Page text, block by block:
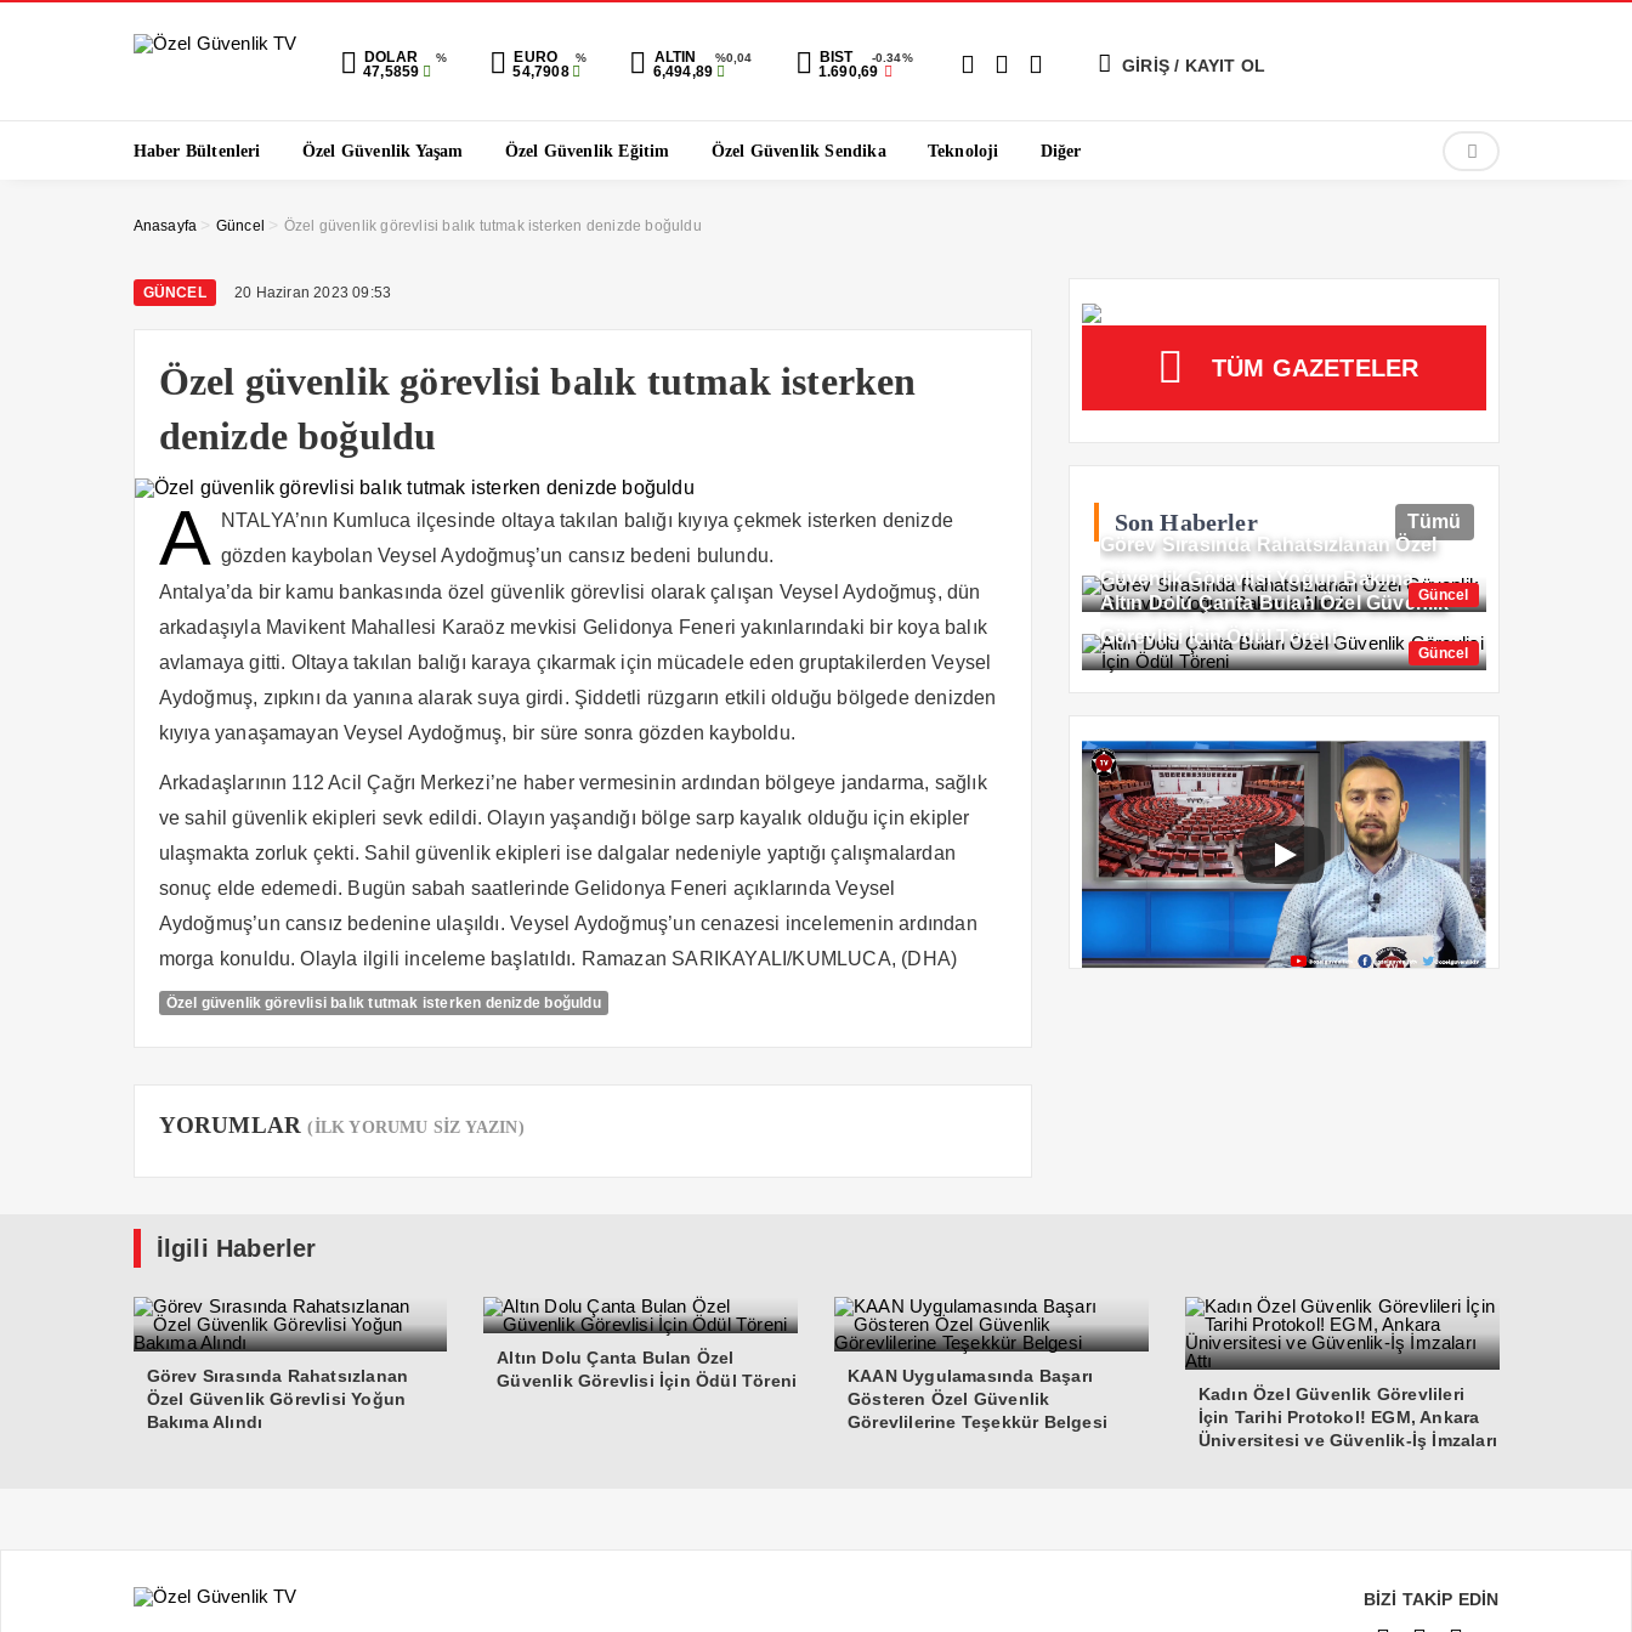
DOLAR %
47,5859
EURO %
54,7908
ALTIN %0,04
6,494,89
BIST -0.34%
1.690,69 GİRİŞ / KAYIT OL
Haber Bültenleri Özel Güvenlik Yaşam Özel Güvenlik Eğitim Özel Güvenlik Sendika Teknoloji Diğer
Anasayfa > Güncel > Özel güvenlik görevlisi balık tutmak isterken denizde boğuldu
GÜNCEL 20 Haziran 2023 09:53
Özel güvenlik görevlisi balık tutmak isterken
denizde boğuldu
A
NTALYA’nın Kumluca ilçesinde oltaya takılan balığı kıyıya çekmek isterken denizde
gözden kaybolan Veysel Aydoğmuş’un cansız bedeni bulundu.
Antalya’da bir kamu bankasında özel güvenlik görevlisi olarak çalışan Veysel Aydoğmuş, dün
arkadaşıyla Mavikent Mahallesi Karaöz mevkisi Gelidonya Feneri yakınlarındaki bir koya balık
avlamaya gitti. Oltaya takılan balığı karaya çıkarmak için mücadele eden gruptakilerden Veysel
Aydoğmuş, zıpkını da yanına alarak suya girdi. Şiddetli rüzgarın etkili olduğu bölgede denizden
kıyıya yanaşamayan Veysel Aydoğmuş, bir süre sonra gözden kayboldu.
Arkadaşlarının 112 Acil Çağrı Merkezi’ne haber vermesinin ardından bölgeye jandarma, sağlık
ve sahil güvenlik ekipleri sevk edildi. Olayın yaşandığı bölge sarp kayalık olduğu için ekipler
ulaşmakta zorluk çekti. Sahil güvenlik ekipleri ise dalgalar nedeniyle yaptığı çalışmalardan
sonuç elde edemedi. Bugün sabah saatlerinde Gelidonya Feneri açıklarında Veysel
Aydoğmuş’un cansız bedenine ulaşıldı. Veysel Aydoğmuş’un cenazesi incelemenin ardından
morga konuldu. Olayla ilgili inceleme başlatıldı. Ramazan SARIKAYALI/KUMLUCA, (DHA)
Özel güvenlik görevlisi balık tutmak isterken denizde boğuldu
YORUMLAR(İLK YORUMU SİZ YAZIN)
TÜM GAZETELER
Son Haberler Tümü
Güncel
Görev Sırasında Rahatsızlanan Özel
Güvenlik Görevlisi Yoğun Bakıma
Alındı
Güncel
Altın Dolu Çanta Bulan Özel Güvenlik
Görevlisi İçin Ödül Töreni
İlgili Haberler
Görev Sırasında Rahatsızlanan
Özel Güvenlik Görevlisi Yoğun
Bakıma Alındı
Altın Dolu Çanta Bulan Özel
Güvenlik Görevlisi İçin Ödül Töreni
KAAN Uygulamasında Başarı
Gösteren Özel Güvenlik
Görevlilerine Teşekkür Belgesi
Kadın Özel Güvenlik Görevlileri
İçin Tarihi Protokol! EGM, Ankara
Üniversitesi ve Güvenlik-İş İmzaları
BİZİ TAKİP EDİN